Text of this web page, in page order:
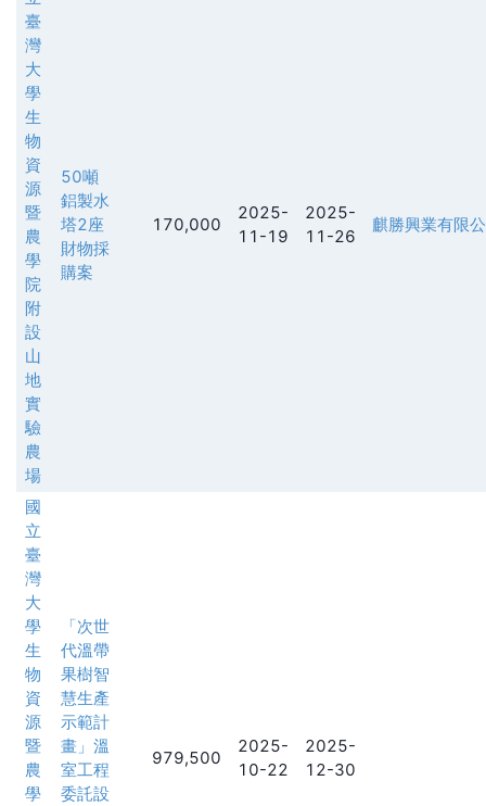
臺
灣
大
學
生
物
資
源
暨
農
學
院
附
設
山
地
實
驗
農
場
50噸
鋁製水
塔2座
財物採
購案
170,000
2025-
11-19
2025-
11-26
麒勝興業有限
國
立
臺
灣
大
學
生
物
資
源
暨
農
學
「次世
代溫帶
果樹智
慧生產
示範計
畫」溫
室工程
委託設
979,500
2025-
10-22
2025-
12-30